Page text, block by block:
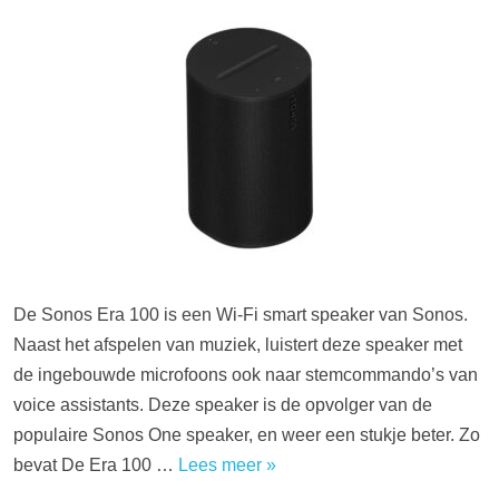
De Sonos Era 100 is een Wi-Fi smart speaker van Sonos.
Naast het afspelen van muziek, luistert deze speaker met
de ingebouwde microfoons ook naar stemcommando’s van
voice assistants. Deze speaker is de opvolger van de
populaire Sonos One speaker, en weer een stukje beter. Zo
bevat De Era 100 … Lees meer »